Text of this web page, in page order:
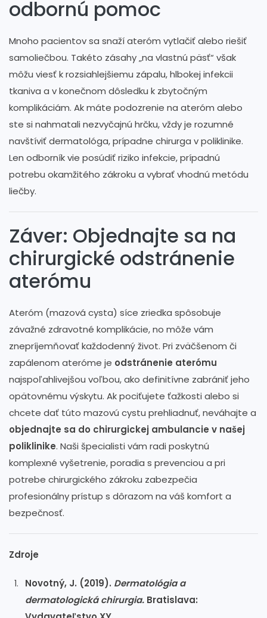
odbornú pomoc
Mnoho pacientov sa snaží ateróm vytlačiť alebo riešiť
samoliečbou. Takéto zásahy „na vlastnú päsť“ však
môžu viesť k rozsiahlejšiemu zápalu, hlbokej infekcii
tkaniva a v konečnom dôsledku k zbytočným
komplikáciám. Ak máte podozrenie na ateróm alebo
ste si nahmatali nezvyčajnú hrčku, vždy je rozumné
navštíviť dermatológa, prípadne chirurga v poliklinike.
Len odborník vie posúdiť riziko infekcie, prípadnú
potrebu okamžitého zákroku a vybrať vhodnú metódu
liečby.
Záver: Objednajte sa na
chirurgické odstránenie
aterómu
Ateróm (mazová cysta) síce zriedka spôsobuje
závažné zdravotné komplikácie, no môže vám
znepríjemňovať každodenný život. Pri zväčšenom či
zapálenom ateróme je odstránenie aterómu
najspoľahlivejšou voľbou, ako definitívne zabrániť jeho
opätovnému výskytu. Ak pociťujete ťažkosti alebo si
chcete dať túto mazovú cystu prehliadnuť, neváhajte a
objednajte sa do chirurgickej ambulancie v našej
poliklinike. Naši špecialisti vám radi poskytnú
komplexné vyšetrenie, poradia s prevenciou a pri
potrebe chirurgického zákroku zabezpečia
profesionálny prístup s dôrazom na váš komfort a
bezpečnosť.
Zdroje
Novotný, J. (2019). Dermatológia a
dermatologická chirurgia. Bratislava: